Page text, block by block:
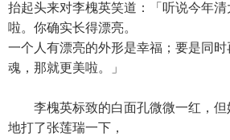
抬起头来对李槐英笑道：「听说今年
啦。你确实长得漂亮。
一个人有漂亮的外形是幸福；要是同时
魂，那就更美啦。」
李槐英标致的白面孔微微一红，但
地打了张莲瑞一下，